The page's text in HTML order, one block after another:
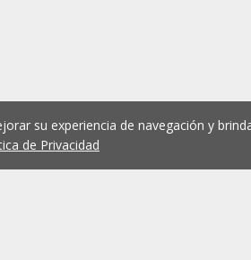
su experiencia de navegación y
de Privacidad